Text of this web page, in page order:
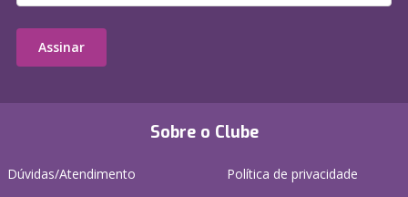
Sobre o Clube
Dúvidas/Atendimento
Política de privacidade
Assinar